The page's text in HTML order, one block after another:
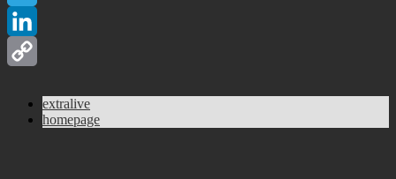
Telegram
LinkedIn
Link
extralive
homepage